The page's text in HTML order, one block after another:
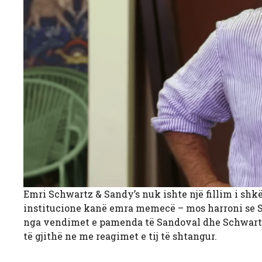
Emri Schwartz & Sandy’s nuk ishte një fillim i
institucione kanë emra memecë – mos harroni se
nga vendimet e pamenda të Sandoval dhe
të gjithë ne me reagimet e tij të shtangur.